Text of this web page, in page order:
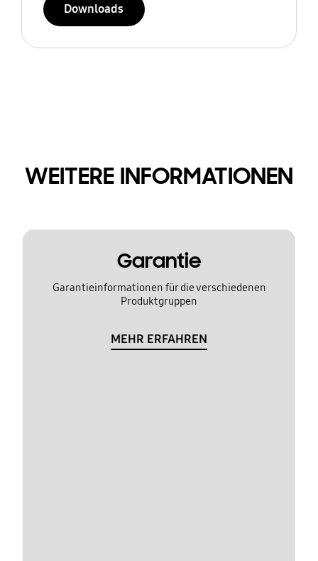
Downloads
WEITERE INFORMATIONEN
Garantie
Garantieinformationen für die verschiedenen
Produktgruppen
MEHR ERFAHREN